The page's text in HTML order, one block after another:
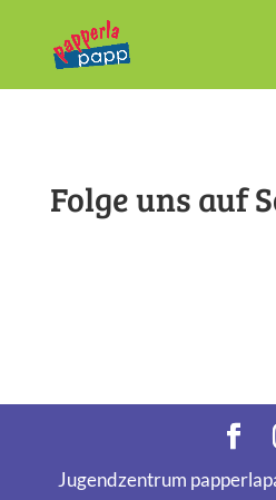
Folge uns auf
Jugendzentrum